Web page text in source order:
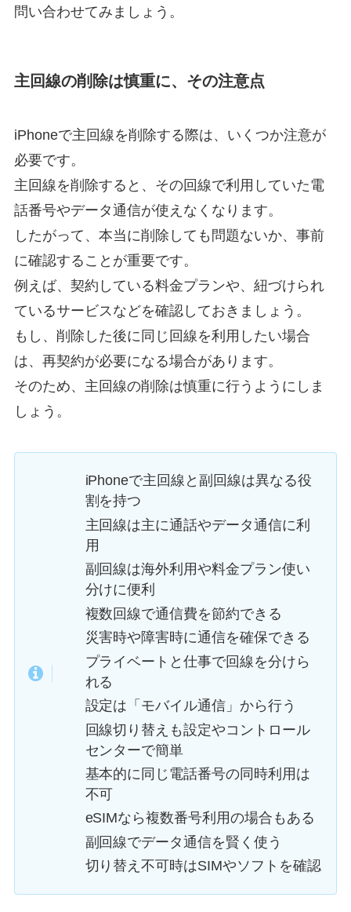
問い合わせてみましょう。
主回線の削除は慎重に、その注意点
iPhoneで主回線を削除する際は、いくつか注意が
必要です。
主回線を削除すると、その回線で利用していた電
話番号やデータ通信が使えなくなります。
したがって、本当に削除しても問題ないか、事前
に確認することが重要です。
例えば、契約している料金プランや、紐づけられ
ているサービスなどを確認しておきましょう。
もし、削除した後に同じ回線を利用したい場合
は、再契約が必要になる場合があります。
そのため、主回線の削除は慎重に行うようにしま
しょう。
iPhoneで主回線と副回線は異なる役
割を持つ
主回線は主に通話やデータ通信に利
用
副回線は海外利用や料金プラン使い
分けに便利
複数回線で通信費を節約できる
災害時や障害時に通信を確保できる
プライベートと仕事で回線を分けら
れる
設定は「モバイル通信」から行う
回線切り替えも設定やコントロール
センターで簡単
基本的に同じ電話番号の同時利用は
不可
eSIMなら複数番号利用の場合もある
副回線でデータ通信を賢く使う
切り替え不可時はSIMやソフトを確認